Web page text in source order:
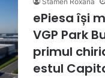
ePiesa își
VGP Park
primul
estul